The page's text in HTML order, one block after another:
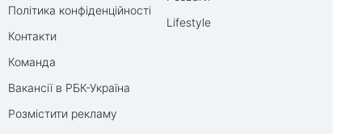
Політика конфіденційності
Контакти
Команда
Вакансії в РБК-Україна
Розмістити рекламу
Lifestyle